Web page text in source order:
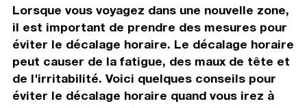
Lorsque vous voyagez dans une nouvelle zone,
il est important de prendre des mesures pour
éviter le décalage horaire. Le décalage horaire
peut causer de la fatigue, des maux de tête et
de l'irritabilité. Voici quelques conseils pour
éviter le décalage horaire quand vous irez à